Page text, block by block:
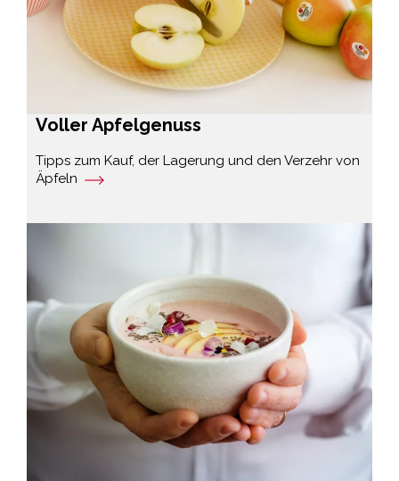
Voller Apfelgenuss
Tipps zum Kauf, der Lagerung und den Verzehr von
Äpfeln